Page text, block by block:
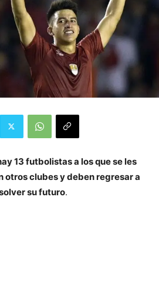
13 futbolistas a los que se les
otros clubes y deben regresar a
su futuro.